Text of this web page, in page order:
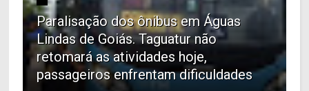
Paralisação dos ônibus em Águas
Lindas de Goiás. Taguatur não
retomará as atividades hoje,
passageiros enfrentam dificuldades